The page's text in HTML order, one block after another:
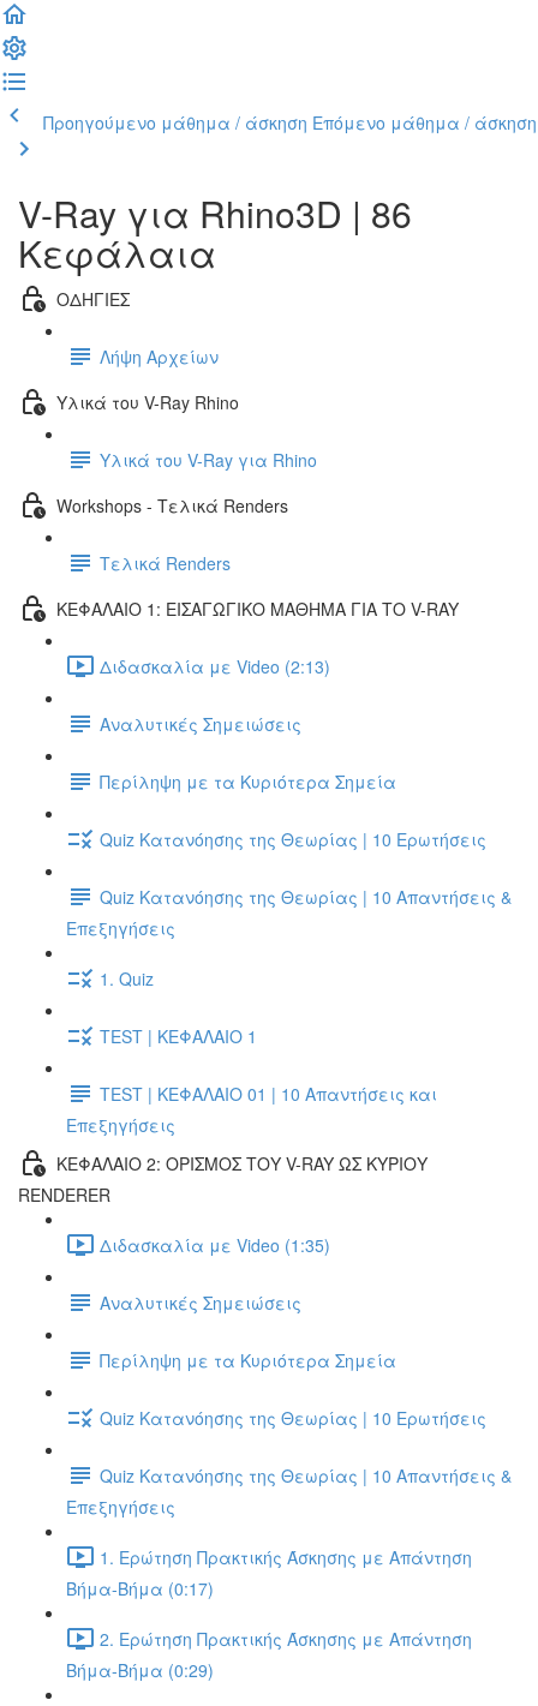
Προηγούμενο μάθημα / άσκηση Επόμενο μάθημα / άσκηση
V-Ray για Rhino3D | 86
Κεφάλαια
ΟΔΗΓΙΕΣ
Λήψη Αρχείων
Υλικά του V-Ray Rhino
Υλικά του V-Ray για Rhino
Workshops - Τελικά Renders
Τελικά Renders
ΚΕΦΑΛΑΙΟ 1: ΕΙΣΑΓΩΓΙΚΟ ΜΑΘΗΜΑ ΓΙΑ ΤΟ V-RAY
Διδασκαλία με Video (2:13)
Αναλυτικές Σημειώσεις
Περίληψη με τα Κυριότερα Σημεία
Quiz Κατανόησης της Θεωρίας | 10 Ερωτήσεις
Quiz Κατανόησης της Θεωρίας | 10 Απαντήσεις &
Επεξηγήσεις
1. Quiz
TEST | ΚΕΦΑΛΑΙΟ 1
TEST | ΚΕΦΑΛΑΙΟ 01 | 10 Απαντήσεις και
Επεξηγήσεις
ΚΕΦΑΛΑΙΟ 2: ΟΡΙΣΜΟΣ ΤΟΥ V-RAY ΩΣ ΚΥΡΙΟΥ
RENDERER
Διδασκαλία με Video (1:35)
Αναλυτικές Σημειώσεις
Περίληψη με τα Κυριότερα Σημεία
Quiz Κατανόησης της Θεωρίας | 10 Ερωτήσεις
Quiz Κατανόησης της Θεωρίας | 10 Απαντήσεις &
Επεξηγήσεις
1. Ερώτηση Πρακτικής Άσκησης με Απάντηση
Βήμα-Βήμα (0:17)
2. Ερώτηση Πρακτικής Άσκησης με Απάντηση
Βήμα-Βήμα (0:29)